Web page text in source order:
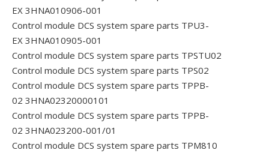
EX 3HNA010906-001
Control module DCS system spare parts TPU3-
EX 3HNA010905-001
Control module DCS system spare parts TPSTU02
Control module DCS system spare parts TPS02
Control module DCS system spare parts TPPB-
02 3HNA02320000101
Control module DCS system spare parts TPPB-
02 3HNA023200-001/01
Control module DCS system spare parts TPM810